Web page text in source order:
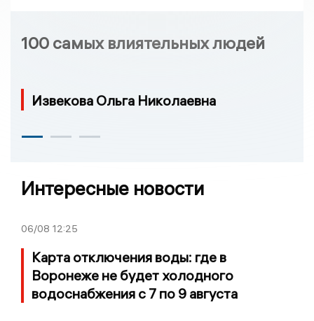
100 самых влиятельных людей
Извекова Ольга Николаевна
Интересные новости
06/08 12:25
Карта отключения воды: где в
Воронеже не будет холодного
водоснабжения с 7 по 9 августа